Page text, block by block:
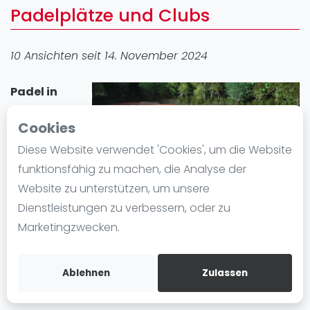
Cookies
Diese Website verwendet 'Cookies', um die Website
funktionsfähig zu machen, die Analyse der
Website zu unterstützen, um unsere
Dienstleistungen zu verbessern, oder zu
Marketingzwecken.
Ablehnen Zulassen
Ranking
Frauen
FIP Männer
Blog
Die Geschichte von Padel
Regeln und Punktzählung
Padel Schläge
Video
Padelplätze und Clubs
10 Ansichten seit 14. November 2024
Padel in
erfreut sich
großer
Beliebtheit. In
der Stadt gibt
es 1 Padel-
Standort mit insgesamt 1 Padelplatz . Egal ob
Sie Padel spielen und einen Padelplatz einfach